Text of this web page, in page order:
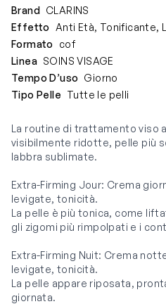
Brand CLARINS
Effetto Anti Età, Tonificante,
Formato
cof
Linea SOINS VISAGE
Tempo D’uso Giorno
Tipo Pelle Tutte le pelli
La routine di trattamento viso
visibilmente ridotte, pelle più
labbra sublimate.
Extra-Firming Jour: Crema
levigate, tonicità.
La pelle è più tonica, come
gli zigomi più rimpolpati e i
Extra-Firming Nuit: Crema
levigate, tonicità.
La pelle appare riposata,
giornata.